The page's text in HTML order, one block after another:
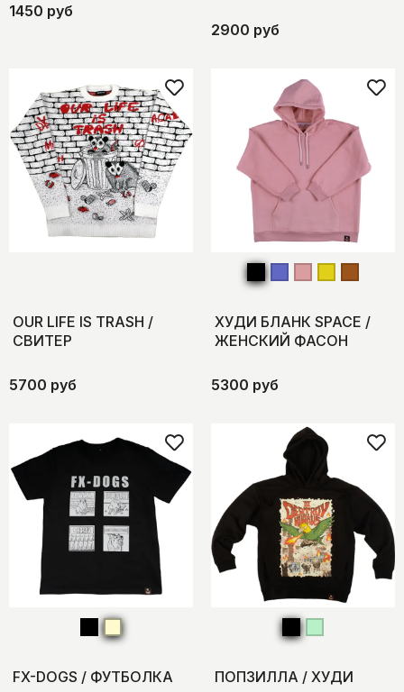
1450 руб
2900 руб
OUR LIFE IS TRASH /
СВИТЕР
5700 руб
ХУДИ БЛАНК SPACE /
ЖЕНСКИЙ ФАСОН
5300 руб
FX-DOGS / ФУТБОЛКА ПОПЗИЛЛА / ХУДИ